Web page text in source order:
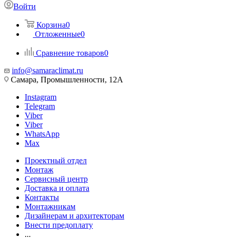
Войти
Корзина0
Отложенные0
Сравнение товаров0
info@samaraclimat.ru
Самара, Промышленности, 12А
Instagram
Telegram
Viber
Viber
WhatsApp
Max
Проектный отдел
Монтаж
Сервисный центр
Доставка и оплата
Контакты
Монтажникам
Дизайнерам и архитекторам
Внести предоплату
...